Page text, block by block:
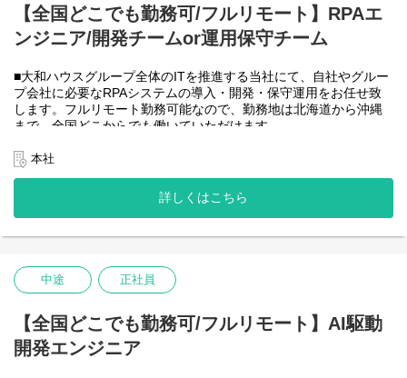
名の
全てに関わるシステムを担っています。
出資は大和ハウス本体になりますが、売上好調かつDX推進の優先
潤沢なリソースのもと、最上流から変革を進めていくことが可能
です。
＜詳細な業務例／基本的な技術仕様＞
業務フローのヒアリングからRPAロボットが代替する要件定義、
シナリオ作成をもとにした開発作業を担当いただきます。導入後
ます。使用ツールの制約があり、1人で1案件を担当します。
使用ツール：
-UiPath
-AI-OCR/DX Suite
-MySQL など
【全国どこでも勤務可/フルリモート】RPAエ
ンジニア/開発チームor運用保守チーム
■大和ハウスグループ全体のITを推進する当社にて、自社やグルー
プ会社に必要なRPAシステムの導入・開発・保守運用をお任せ致
します。フルリモート勤務可能なので、勤務地は北海道から沖縄
まで、全国どこからでも働いていただけます。
せん。
また、働く時間に制限もなく、月160時間の勤務で、午前５時～２
２時までの間であれば、自由な時間に働いていただけます。業務
を途中で中断したり、働く時間を調整できるので、家事、育児、
ることが一番の生産性向上につながると思っておりますのでフル
・開発チーム(６名)
ループ会社に必要なRPA(UiPath)の導入・開発を一人一案件担当し
ていただきヒアリングからお任せします。
工期は短い物だと１カ月から長い物だと半年くらいの物が多いで
本社
詳しくはこちら
中途 正社員
【全国どこでも勤務可/フルリモート】AI駆動
開発エンジニア